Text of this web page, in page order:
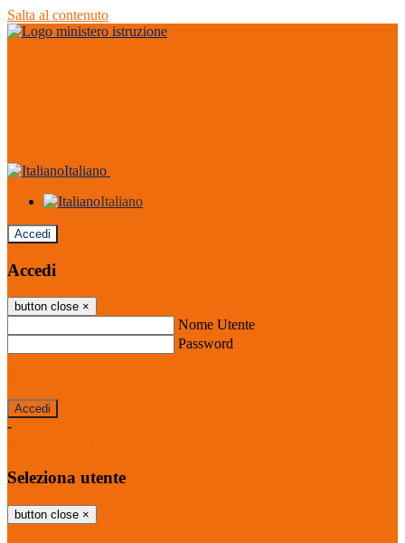
Salta al contenuto
Italiano
Italiano
Accedi
Accedi
button close ×
Nome Utente
Password
-
Seleziona utente
button close ×